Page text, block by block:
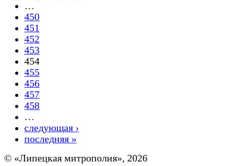
…
450
451
452
453
454
455
456
457
458
…
следующая ›
последняя »
© «Липецкая митрополия», 2026